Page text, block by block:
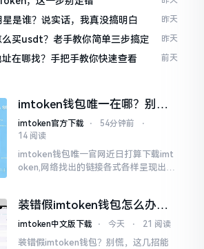
星是谁？说实话，我真没搞明白 昨天
买usdt？老手教你简单三步搞定 昨天
在哪找？手把手教你快速查看 前天
imtoken钱包唯一在哪？别乱
点，小心假网站
imtoken官方下载 ⋅ 54分钟前
⋅
14 阅读
imtoken钱包唯一官网近日打算下载imt
oken,网络找出的链接各式各样呈现出乱
直忐忑不安。我折腾了好些日子
装错假imtoken钱包怎么办？
别慌，快卸载，这几招能救急
imtoken中文版下载 ⋅ 今天 ⋅ 21 阅读
装错假imtoken钱包？别慌，这几招能